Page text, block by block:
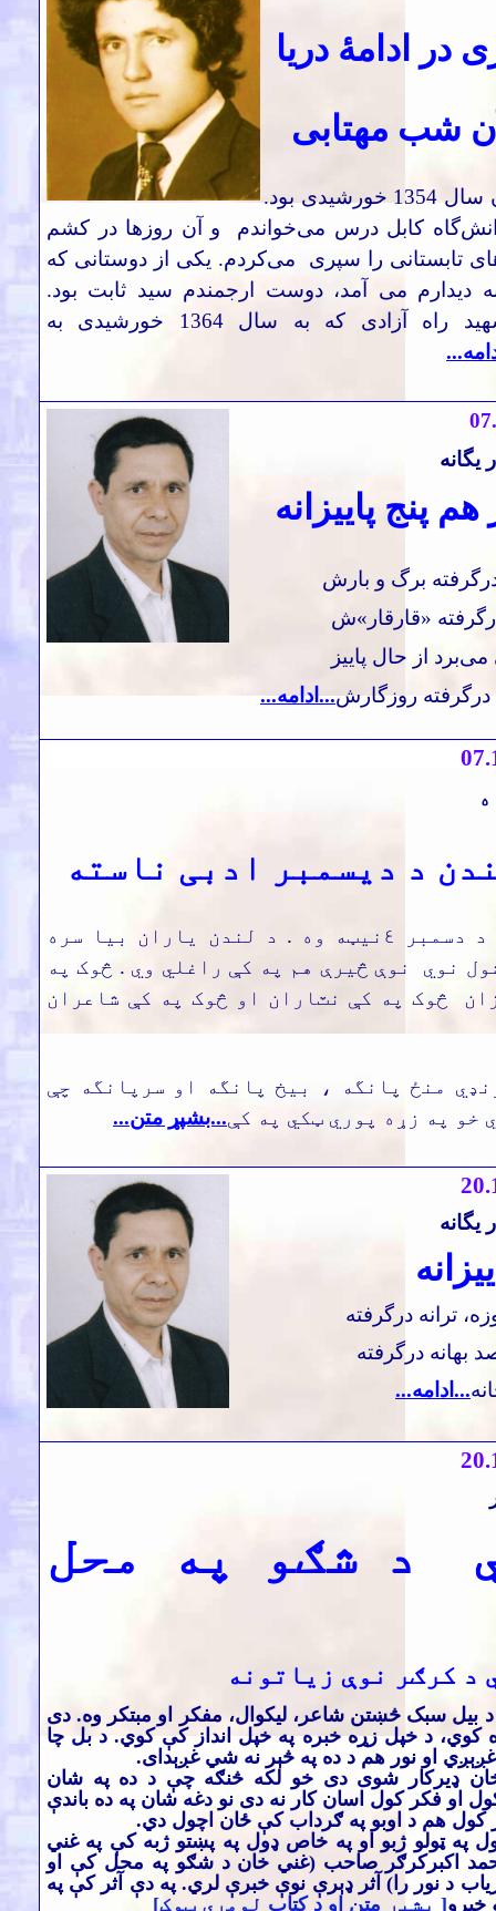
در ادامۀ دریا
شب مهتابی
تابستان سال 1354 خورشیدی بود.
کابل درس می‌خواندم و آن روزها در کشم
تابستانی را سپری می‌کردم. یکی از دوستانی که
دیدارم می آمد، دوست ارجمندم سید ثابت بود.
همان شهید راه آزادی که به سال 1364 خورشیدی به
یگانه
هم پنج پاییزانه
برگ و بارش
«قارقار»ش
از حال پاییز
روزگارش...ادامه...
07
د دیسمبر ادبی ناسته
يکشنبه د دسمبر ٤نيټه وه . د لندن ياران بيا سره
نوي نوې څيرې هم په کې راغلي وي . څوک په
څوک په کې نٽاران او څوک په کې شاعران
منځ پانگه ، بيخ پانگه او سرپانگه چې
خو په زړه پوري ټکي په کې...بشپړ متن...
20
یگانه
ترانه درگرفته
بهانه درگرفته
...ادامه...
20
د شګو په محل
د کرګر نوې زیاتونه
بیل سبک څښتن شاعر، لیکوال، مفکر او مبتکر وه. دی
کوي، د خپل زړه خبره په خپل انداز کې کوي. د بل چا
غږېږي او نور هم د ده په څېر نه شي غږېداى.
ډيرکار شوی دی خو لکه څنګه چې د ده په شان
او فکر کول اسان کار نه دی نو دغه شان په ده باندې
کول هم د اوبو په ګرداب کې ځان اچول دي.
په ټولو ژبو او په خاص ډول په پښتو ژبه کې په غني
اکبرکرګر صاحب (غني خان د شګو په محل کې او
د نور را) آثر ډېرې نوې خبرې لري. په دې آثر کې په
خبرو[ بشپړ متن او د کتاب لومړی ټوک]